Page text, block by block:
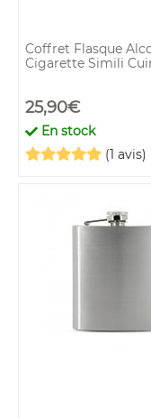
Coffret Flasque
Cigarette Simili
25,90€
En stock
(1 avis)